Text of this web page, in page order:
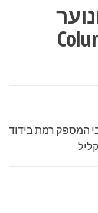
המספק רמת בידוד